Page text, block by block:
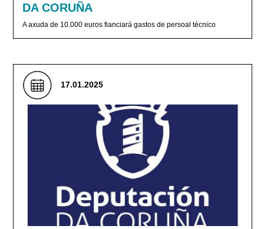
DA CORUÑA
A axuda de 10.000 euros fianciará gastos de persoal técnico
17.01.2025